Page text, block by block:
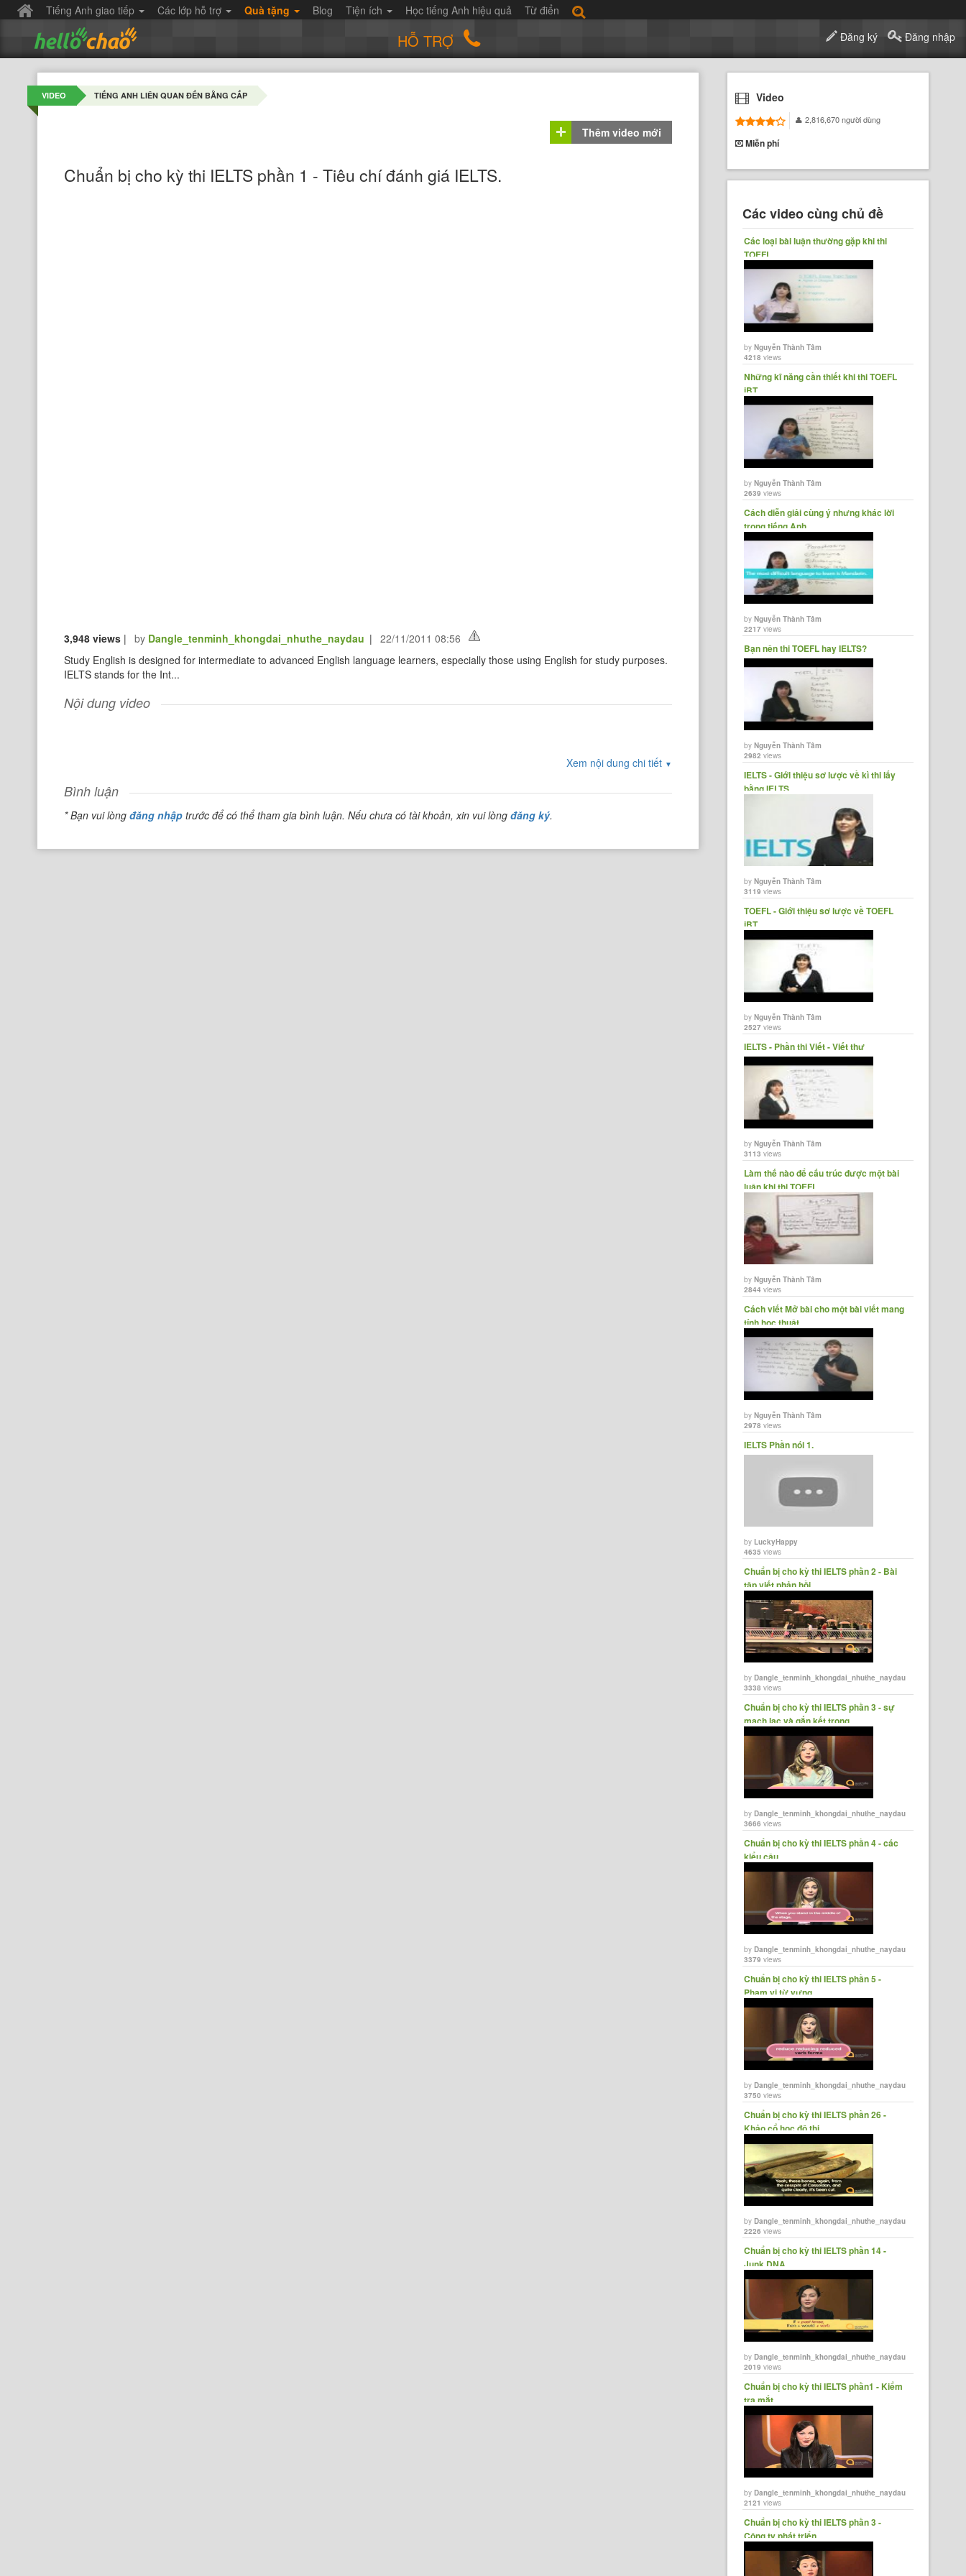
Tiếng Anh giao tiếp Các lớp hỗ trợ Quà tặng Blog Tiện ích Học tiếng Anh hiệu quả Từ điển
HỖ TRỢ Đăng ký Đăng nhập
VIDEO TIẾNG ANH LIÊN QUAN ĐẾN BẰNG CẤP
Thêm video mới
Chuẩn bị cho kỳ thi IELTS phần 1 - Tiêu chí đánh giá IELTS.
3,948 views | by Dangle_tenminh_khongdai_nhuthe_naydau |
22/11/2011 08:56
Study English is designed for intermediate to advanced English language learners, especially those using English for study purposes.
IELTS stands for the Int...
Nội dung video
Xem nội dung chi tiết ▼
Bình luận
* Bạn vui lòngđăng nhập trước để có thể tham gia bình luận. Nếu chưa có tài khoản, xin vui lòngđăng ký.
Video
2,816,670 người dùng
Miễn phí
Các video cùng chủ đề
Các loại bài luận thường gặp khi thi
TOEFL
byNguyễn Thành Tâm
4218 views
Những kĩ năng cần thiết khi thi TOEFL
iBT
byNguyễn Thành Tâm
2639 views
Cách diễn giải cùng ý nhưng khác lời
trong tiếng Anh
byNguyễn Thành Tâm
2217 views
Bạn nên thi TOEFL hay IELTS?
byNguyễn Thành Tâm
2982 views
IELTS - Giới thiệu sơ lược về kì thi lấy
bằng IELTS
byNguyễn Thành Tâm
3119 views
TOEFL - Giới thiệu sơ lược về TOEFL
iBT
byNguyễn Thành Tâm
2527 views
IELTS - Phần thi Viết - Viết thư
byNguyễn Thành Tâm
3113 views
Làm thế nào để cấu trúc được một bài
luận khi thi TOEFL
byNguyễn Thành Tâm
2844 views
Cách viết Mở bài cho một bài viết mang
tính học thuật.
byNguyễn Thành Tâm
2978 views
IELTS Phần nói 1.
by LuckyHappy
4635 views
‪Chuẩn bị cho kỳ thi IELTS phần 2 - Bài
tập viết phản hồi.
byDangle_tenminh_khongdai_nhuthe_naydau
3338 views
Chuẩn bị cho kỳ thi IELTS phần 3 - sự
mạch lạc và gắn kết trong......
byDangle_tenminh_khongdai_nhuthe_naydau
3666 views
Chuẩn bị cho kỳ thi IELTS phần 4 - các
kiểu câu.
byDangle_tenminh_khongdai_nhuthe_naydau
3379 views
Chuẩn bị cho kỳ thi IELTS phần 5 -
Phạm vi từ vựng.
byDangle_tenminh_khongdai_nhuthe_naydau
3750 views
‪Chuẩn bị cho kỳ thi IELTS phần 26 -
Khảo cổ học đô thị.
byDangle_tenminh_khongdai_nhuthe_naydau
2226 views
‪Chuẩn bị cho kỳ thi IELTS phần 14 -
Junk DNA.
byDangle_tenminh_khongdai_nhuthe_naydau
2019 views
‪Chuẩn bị cho kỳ thi IELTS phần1 - Kiểm
tra mắt.
byDangle_tenminh_khongdai_nhuthe_naydau
2121 views
‪Chuẩn bị cho kỳ thi IELTS phần 3 -
Công ty phát triển.